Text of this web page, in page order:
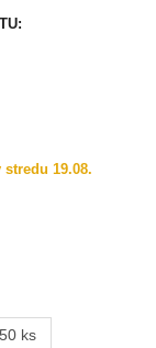
19.08.
ks